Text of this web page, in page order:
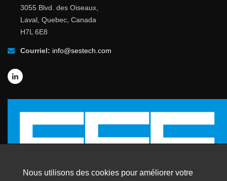
3055 Blvd. des Oiseaux,
Laval, Quebec, Canada
H7L 6E8
Courriel: info@sestech.com
Nous utilisons des cookies pour améliorer votre